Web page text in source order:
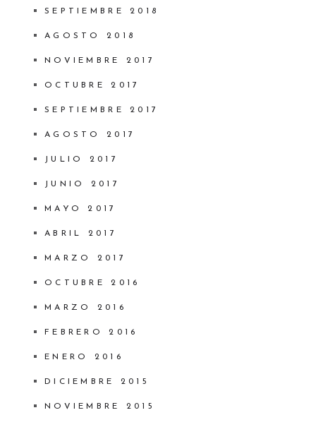
SEPTIEMBRE 2018
AGOSTO 2018
NOVIEMBRE 2017
OCTUBRE 2017
SEPTIEMBRE 2017
AGOSTO 2017
JULIO 2017
JUNIO 2017
MAYO 2017
ABRIL 2017
MARZO 2017
OCTUBRE 2016
MARZO 2016
FEBRERO 2016
ENERO 2016
DICIEMBRE 2015
NOVIEMBRE 2015